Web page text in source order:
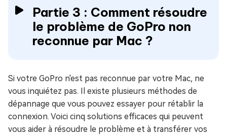
Partie 3 : Comment résoudre
le problème de GoPro non
reconnue par Mac ?
Si votre GoPro n'est pas reconnue par votre Mac, ne
vous inquiétez pas. Il existe plusieurs méthodes de
dépannage que vous pouvez essayer pour rétablir la
connexion. Voici cinq solutions efficaces qui peuvent
vous aider à résoudre le problème et à transférer vos